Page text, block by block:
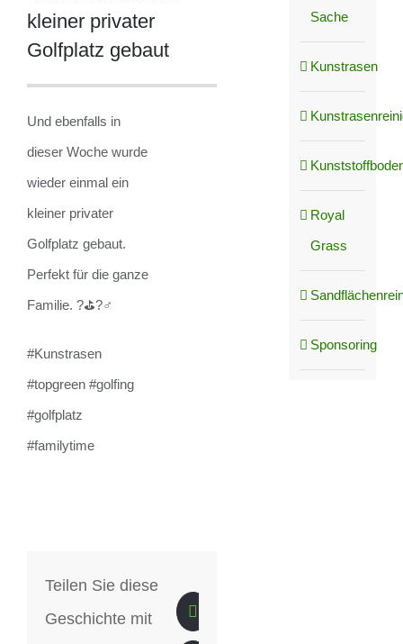
kleiner privater
Golfplatz gebaut
Und ebenfalls in
dieser Woche wurde
wieder einmal ein
kleiner privater
Golfplatz gebaut.
Perfekt für die ganze
Familie. ?⛳️?️‍♂️
#Kunstrasen
#topgreen #golfing
#golfplatz
#familytime
Teilen Sie diese
Geschichte mit
Sache
Kunstrasen
Royal
Grass
Sponsoring